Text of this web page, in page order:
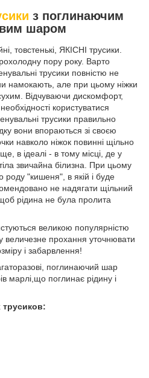
з поглинаючим
шаром
товстенькі, ЯКІСНІ трусики.
пору року. Варто
трусики повністю не
намокають, але при цьому ніжки
Відчуваючи дискомфорт,
користуватися
трусики правильно
вони впораються зі своєю
навколо ніжок повинні щільно
в ідеалі - в тому місці, де у
звичайна білизна. При цьому
роду "кишеня", в якій і буде
не надягати щільний
рідина не була пролита
великою популярністю
величезне прохання уточнювати
і забарвлення!
поглинаючий шар
марлі,що поглинає рідину і